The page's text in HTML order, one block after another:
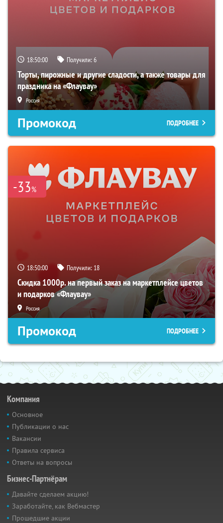
18:49:59 Получили:6
Торты, пирожные и другие сладости, а также товары для
праздника на «Флаувау»
Россия
Промокод ПОДРОБНЕЕ
-33%
18:49:59 Получили: 18
Скидка 1000р. на первый заказ на маркетплейсе цветов
и подарков «Флаувау»
Россия
Промокод ПОДРОБНЕЕ
Компания
Основное
Публикации о нас
Вакансии
Правила сервиса
Ответы на вопросы
Бизнес-Партнёрам
Давайте сделаем акцию!
Заработайте, как Вебмастер
Прошедшие акции